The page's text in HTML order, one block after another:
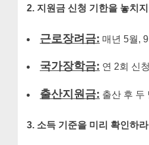
2. 지원금 신청 기한을 놓치
근로장려금: 매년 5월,
국가장학금: 연 2회 신
출산지원금: 출산 후 두
3. 소득 기준을 미리 확인하라